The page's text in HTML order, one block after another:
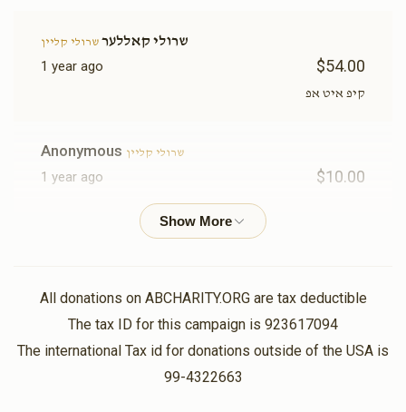
שרולי קאללער שרולי קליין
1 year ago $54.00
קיפ איט אפ
Anonymous שרולי קליין
1 year ago $10.00
שלעפ'עקס קאמפעטישאן
All donations on ABCHARITY.ORG are tax deductible
The tax ID for this campaign is 923617094
The international Tax id for donations outside of the USA is
99-4322663